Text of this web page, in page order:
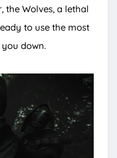
the Wolves, a lethal
to use the most
down.